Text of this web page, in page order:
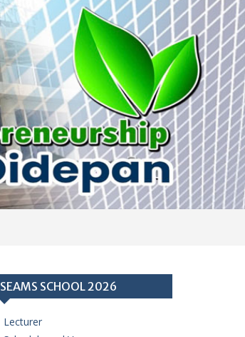
SEAMS SCHOOL 2026
Lecturer